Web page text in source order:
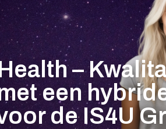
–
een
de IS4U